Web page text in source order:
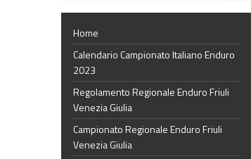
Home
Calendario Campionato Italiano Enduro
2023
Regolamento Regionale Enduro Friuli
Venezia Giulia
Campionato Regionale Enduro Friuli
Venezia Giulia